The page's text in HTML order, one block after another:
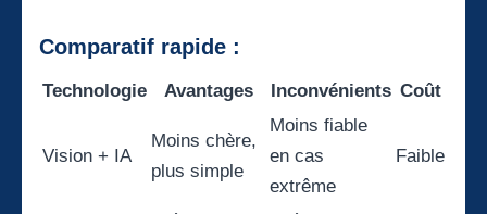
Comparatif rapide :
Technologie Avantages Inconvénients Coût
Vision + IA
Moins chère,
plus simple
Moins fiable
en cas
extrême
Faible